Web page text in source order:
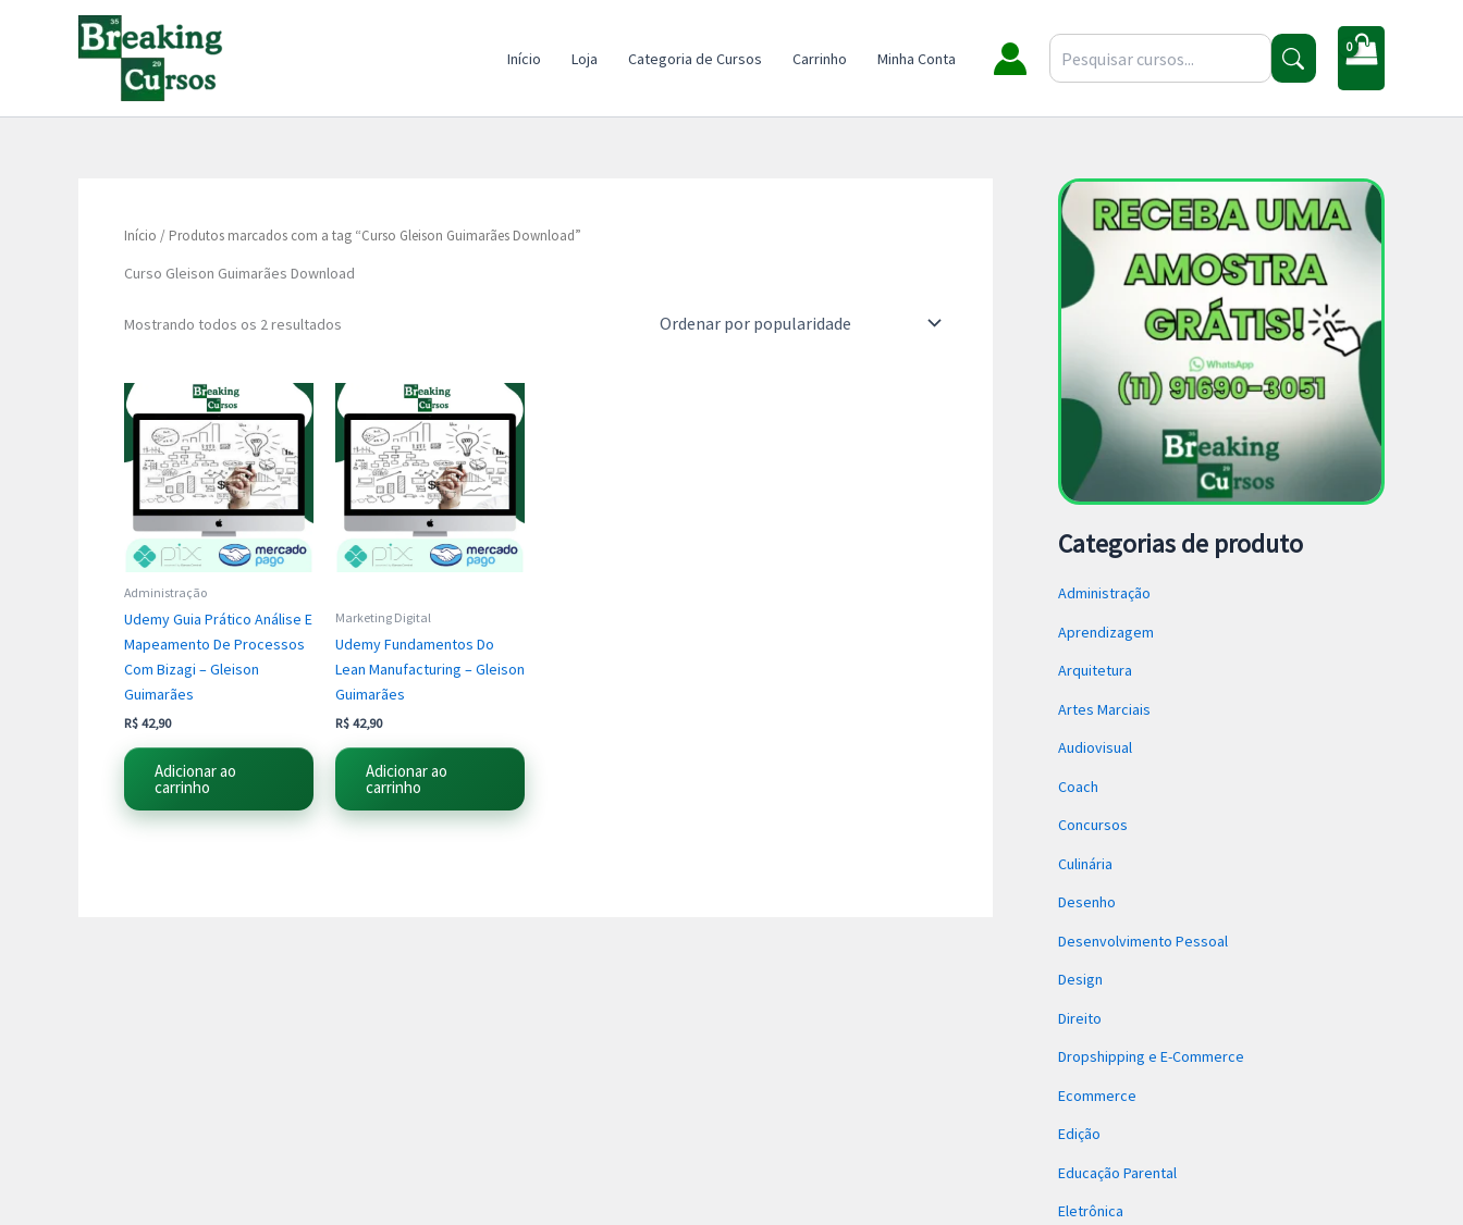
Início Loja Categoria de Cursos Carrinho Minha Conta
Início / Produtos marcados com a tag “Curso Gleison Guimarães Download”
Curso Gleison Guimarães Download
Mostrando todos os 2 resultados
Administração
Udemy Guia Prático Análise E
Mapeamento De Processos
Com Bizagi – Gleison
Guimarães
R$ 42,90
Adicionar ao
carrinho
Marketing Digital
Udemy Fundamentos Do
Lean Manufacturing – Gleison
Guimarães
R$ 42,90
Adicionar ao
carrinho
Categorias de produto
Administração
Aprendizagem
Arquitetura
Artes Marciais
Audiovisual
Coach
Concursos
Culinária
Desenho
Desenvolvimento Pessoal
Design
Direito
Dropshipping e E-Commerce
Ecommerce
Edição
Educação Parental
Eletrônica